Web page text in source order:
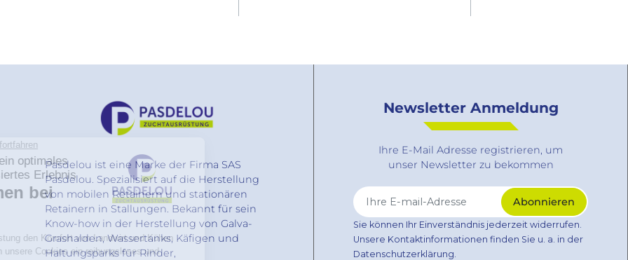
Pasdelou ist eine Marke der Firma SAS
Pasdelou. Spezialisiert auf die Herstellung
von mobilen Retainern und stationären
Retainern in Stallungen. Bekannt für sein
Know-how in der Herstellung von Galva-
Grashalden, Wassertanks, Käfigen und
Haltungsparks für Rinder,
Newsletter Anmeldung
Ihre E-Mail Adresse registrieren, um
unser Newsletter zu bekommen
Sie können Ihr Einverständnis jederzeit widerrufen.
Unsere Kontaktinformationen finden Sie u. a. in der
Datenschutzerklärung.